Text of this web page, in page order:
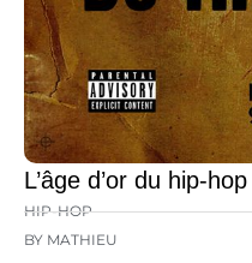
L’âge d’or du hip-
HIP-HOP
BY MATHIEU